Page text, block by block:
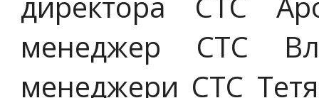
менеджер СТС
менеджери СТС